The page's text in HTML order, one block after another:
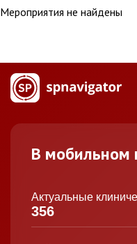
Мероприятия не найдены
В мобильном
Актуальные
356